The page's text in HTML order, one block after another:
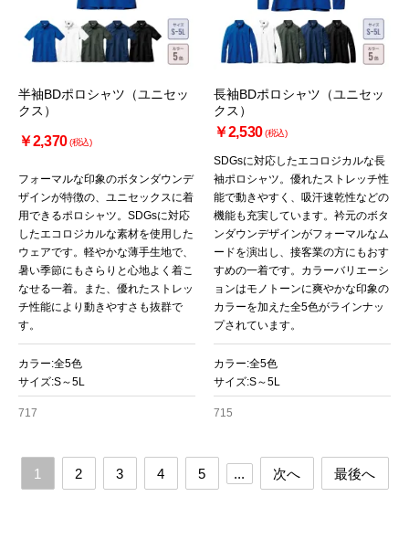
半袖BDポロシャツ（ユニセッ
クス）
￥2,370(税込)
フォーマルな印象のボタンダウンデ
ザインが特徴の、ユニセックスに着
用できるポロシャツ。SDGsに対応
したエコロジカルな素材を使用した
ウェアです。軽やかな薄手生地で、
暑い季節にもさらりと心地よく着こ
なせる一着。また、優れたストレッ
チ性能により動きやすさも抜群で
す。
カラー:全5色
サイズ:S～5L
717
長袖BDポロシャツ（ユニセッ
クス）
￥2,530(税込)
SDGsに対応したエコロジカルな長
袖ポロシャツ。優れたストレッチ性
能で動きやすく、吸汗速乾性などの
機能も充実しています。衿元のボタ
ンダウンデザインがフォーマルなム
ードを演出し、接客業の方にもおす
すめの一着です。カラーバリエーシ
ョンはモノトーンに爽やかな印象の
カラーを加えた全5色がラインナッ
プされています。
カラー:全5色
サイズ:S～5L
715
1 2 3 4 5 ... 次へ 最後へ